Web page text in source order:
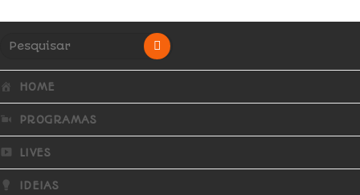
HOME
PROGRAMAS
LIVES
IDEIAS